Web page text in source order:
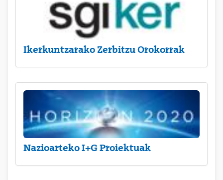
Ikerkuntzarako Zerbitzu Orokorrak
Nazioarteko I+G Proiektuak